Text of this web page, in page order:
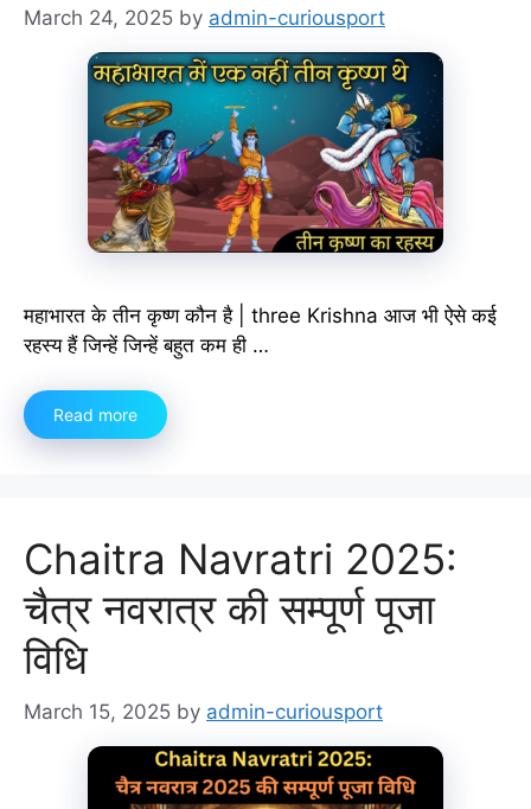
March 24, 2025 by admin-curiousport
महाभारत के तीन कृष्ण कौन है | three Krishna आज भी ऐसे कई
रहस्य हैं जिन्हें जिन्हें बहुत कम ही …
Read more
Chaitra Navratri 2025:
चैत्र नवरात्र की सम्पूर्ण पूजा
विधि
March 15, 2025 by admin-curiousport